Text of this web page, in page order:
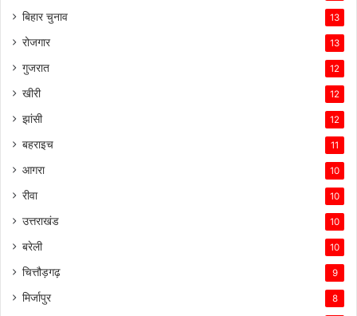
बिहार चुनाव 13
रोजगार 13
गुजरात 12
खीरी 12
झांसी 12
बहराइच 11
आगरा 10
रीवा 10
उत्तराखंड 10
बरेली 10
चित्तौड़गढ़ 9
मिर्जापुर 8